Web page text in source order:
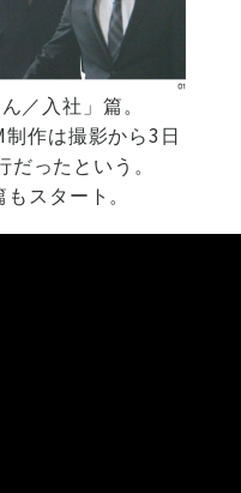
／入社」篇。
作は撮影から3日
ったという。
スタート。